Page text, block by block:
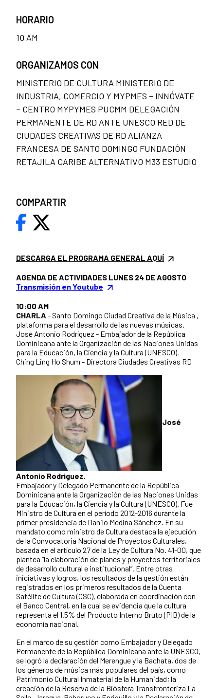
DESCARGA EL PROGRAMA GENERAL AQUÍ
AGENDA DE ACTIVIDADES LUNES 24 DE AGOSTO
Transmisión en Youtube
10:00 AM
CHARLA - Santo Domingo Ciudad Creativa de la Música ,
plataforma para el desarrollo de las nuevas músicas.
José Antonio Rodríguez - Embajador de la República
Dominicana ante la Organización de las Naciones Unidas
para la Educación, la Ciencia y la Cultura (UNESCO).
Ching Ling Ho Shum - Directora Ciudades Creativas RD
José
Antonio Rodriguez.
Embajador y Delegado Permanente de la República
Dominicana ante la Organización de las Naciones Unidas
para la Educación, la Ciencia y la Cultura (UNESCO). Fue
Ministro de Cultura en el período 2012-2016 durante la
primer presidencia de Danilo Medina Sánchez. En su
mandato como ministro de Cultura destaca la ejecución
de la Convocatoria Nacional de Proyectos Culturales,
basada en el artículo 27 de la Ley de Cultura No. 41-00, que
plantea “la elaboración de planes y proyectos territoriales
de desarrollo cultural e institucional”. Entre otras
iniciativas y logros, los resultados de la gestión están
registrados en los primeros resultados de la Cuenta
Satélite de Cultura (CSC), elaborada en coordinación con
el Banco Central, en la cual se evidencia que la cultura
representa el 1.5% del Producto Interno Bruto (PIB) de la
economía nacional.
En el marco de su gestión como Embajador y Delegado
Permanente de la República Dominicana ante la UNESCO,
se logró la declaración del Merengue y la Bachata, dos de
los géneros de música más populares del país, como
Patrimonio Cultural Inmaterial de la Humanidad; la
creación de la Reserva de la Biósfera Transfronteriza La
HORARIO
10 AM
ORGANIZAMOS CON
MINISTERIO DE CULTURA MINISTERIO DE
INDUSTRIA, COMERCIO Y MYPMES – INNÓVATE
– CENTRO MYPYMES PUCMM DELEGACIÓN
PERMANENTE DE RD ANTE UNESCO RED DE
CIUDADES CREATIVAS DE RD ALIANZA
FRANCESA DE SANTO DOMINGO FUNDACIÓN
RETAJILA CARIBE ALTERNATIVO M33 ESTUDIO
COMPARTIR